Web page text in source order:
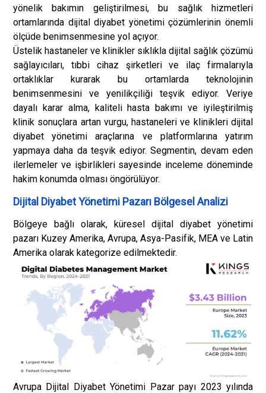
yönelik bakımın geliştirilmesi, bu sağlık hizmetleri
ortamlarında dijital diyabet yönetimi çözümlerinin önemli
ölçüde benimsenmesine yol açıyor.
Üstelik hastaneler ve klinikler sıklıkla dijital sağlık çözümü
sağlayıcıları, tıbbi cihaz şirketleri ve ilaç firmalarıyla
ortaklıklar kurarak bu ortamlarda teknolojinin
benimsenmesini ve yenilikçiliği teşvik ediyor. Veriye
dayalı karar alma, kaliteli hasta bakımı ve iyileştirilmiş
klinik sonuçlara artan vurgu, hastaneleri ve klinikleri dijital
diyabet yönetimi araçlarına ve platformlarına yatırım
yapmaya daha da teşvik ediyor. Segmentin, devam eden
ilerlemeler ve işbirlikleri sayesinde inceleme döneminde
hakim konumda olması öngörülüyor.
Dijital Diyabet Yönetimi Pazarı Bölgesel Analizi
Bölgeye bağlı olarak, küresel dijital diyabet yönetimi
pazarı Kuzey Amerika, Avrupa, Asya-Pasifik, MEA ve Latin
Amerika olarak kategorize edilmektedir.
Avrupa Dijital Diyabet Yönetimi Pazar payı 2023 yılında